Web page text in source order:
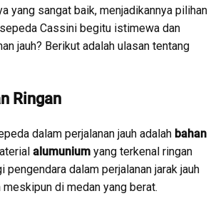
yang sangat baik, menjadikannya pilihan
Cassini begitu istimewa dan
jauh? Berikut adalah ulasan tentang
Ringan
dalam perjalanan jauh adalah bahan
alumunium yang terkenal ringan
dalam perjalanan jarak jauh
di medan yang berat.